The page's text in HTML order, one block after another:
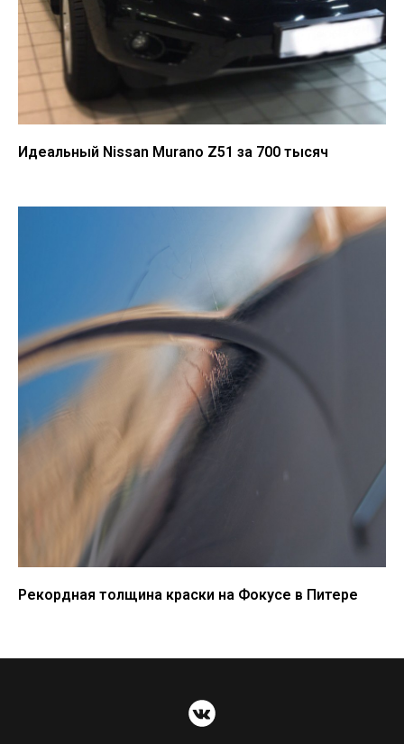
Идеальный Nissan Murano Z51 за 700 тысяч
Рекордная толщина краски на Фокусе в Питере